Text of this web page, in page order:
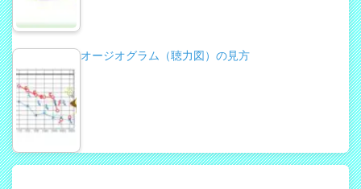
オージオグラム（聴力図）の見方